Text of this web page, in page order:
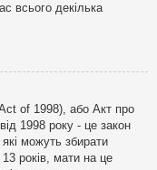
всього декілька
of 1998), або Акт про
1998 року - це закон
можуть збирати
років, мати на це